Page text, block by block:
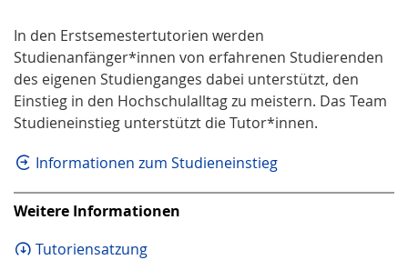
In den Erstsemestertutorien werden
Studienanfänger*innen von erfahrenen Studierenden
des eigenen Studienganges dabei unterstützt, den
Einstieg in den Hochschulalltag zu meistern. Das Team
Studieneinstieg unterstützt die Tutor*innen.
Informationen zum Studieneinstieg
Weitere Infor­mationen
Tutoriensatzung